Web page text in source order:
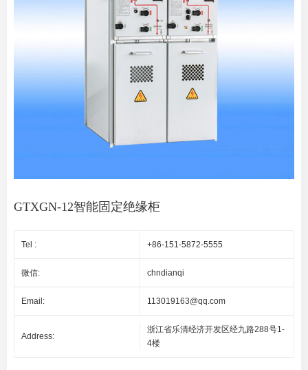
GTXGN-12智能固定绝缘柜
Tel : +86-151-5872-5555
微信: chndianqi
Email: 113019163@qq.com
Address:
浙江省乐清经济开发区经九路288号1-
4楼